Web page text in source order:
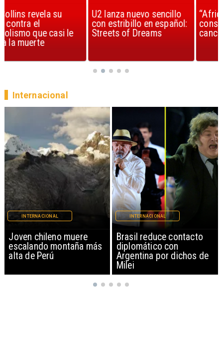
U2 lanza nuevo sencillo
con estribillo en español:
Streets of Dreams
“Africa” de Toto es
considerada la mejor
canción, según la ciencia
Brasil reduce contacto
diplomático con
Argentina por dichos de
INTERNACIONAL
China restringe
exportación de drones a
EEUU y sanciona
empresas
INTERNACIONAL
Internacional